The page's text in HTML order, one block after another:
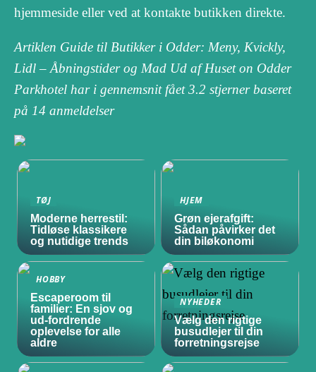
hjemmeside eller ved at kontakte butikken direkte.
Artiklen Guide til Butikker i Odder: Meny, Kvickly,
Lidl – Åbningstider og Mad Ud af Huset on Odder
Parkhotel har i gennemsnit fået3.2 stjerner baseret
på 14 anmeldelser
TØJ
Moderne herrestil:
Tidløse klassikere
og nutidige trends
HJEM
Grøn ejerafgift:
Sådan påvirker det
din biløkonomi
HOBBY
Escaperoom til
familier: En sjov og
ud-fordrende
oplevelse for alle
aldre
NYHEDER
Vælg den rigtige
busudlejer til din
forretningsrejse